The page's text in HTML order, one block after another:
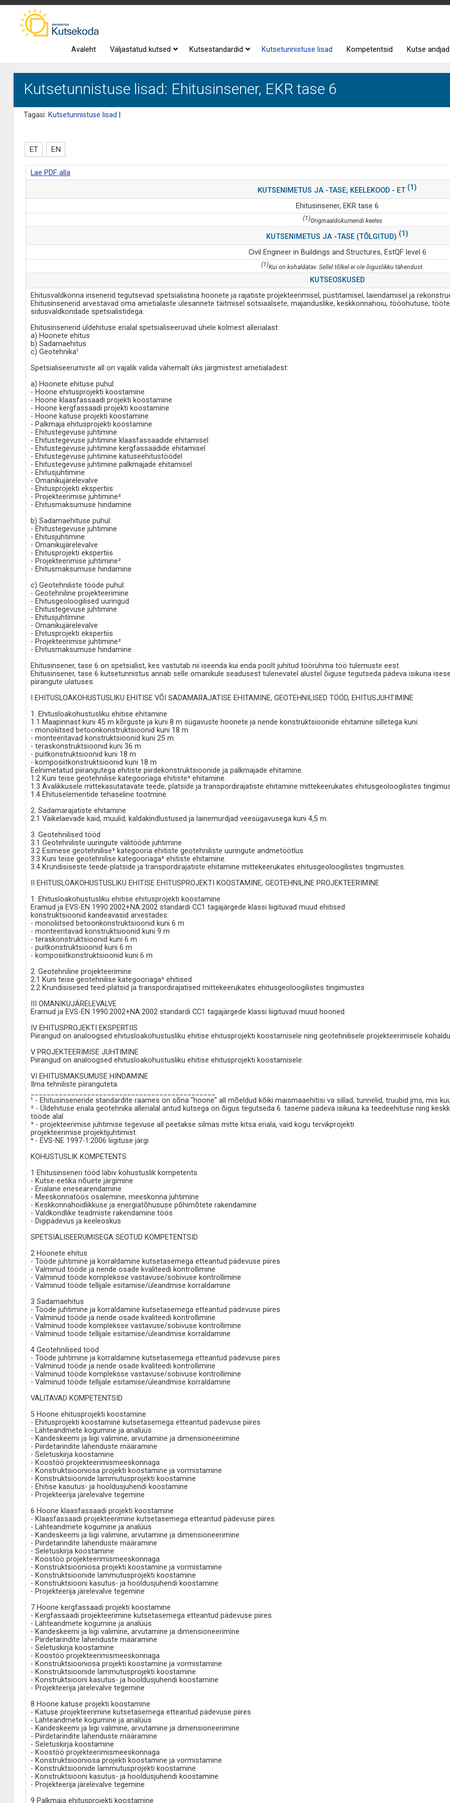
Avaleht Väljastatud kutsed Kutsestandardid Kutsetunnistuse lisad Kompetentsid Kutse andjad
Kutsetunnistuse lisad: Ehitusinsener, EKR tase 6
Tagasi: Kutsetunnistuse lisad
ET EN
Lae PDF alla
KUTSENIMETUS JA -TASE; KEELEKOOD - ET (1)
Ehitusinsener, EKR tase 6
(1)Originaaldokumendi keeles
KUTSENIMETUS JA -TASE (TÕLGITUD) (1)
Civil Engineer in Buildings and Structures, EstQF level 6
(1)Kui on kohaldatav. Sellel tõlkel ei ole õiguslikku tähendust.
KUTSEOSKUSED
Ehitusvaldkonna insenerid tegutsevad spetsialistina hoonete ja rajatiste projekteerimisel, püstitamisel, laiendamisel ja
Ehitusinsenerid arvestavad oma ametialaste ülesannete täitmisel sotsiaalsete, majanduslike, keskkonnahoiu, tööohutuse,
sidusvaldkondade spetsialistidega.
Ehitusinsenerid üldehituse erialal spetsialiseeruvad ühele kolmest allerialast:
a) Hoonete ehitus
b) Sadamaehitus
c) Geotehnika¹
Spetsialiseerumiste all on vajalik valida vähemalt üks järgmistest ametialadest:
a) Hoonete ehituse puhul:
- Hoone ehitusprojekti koostamine
- Hoone klaasfassaadi projekti koostamine
- Hoone kergfassaadi projekti koostamine
- Hoone katuse projekti koostamine
- Palkmaja ehitusprojekti koostamine
- Ehitustegevuse juhtimine
- Ehitustegevuse juhtimine klaasfassaadide ehitamisel
- Ehitustegevuse juhtimine kergfassaadide ehitamisel
- Ehitustegevuse juhtimine katuseehitustöödel
- Ehitustegevuse juhtimine palkmajade ehitamisel
- Ehitusjuhtimine
- Omanikujärelevalve
- Ehitusprojekti ekspertiis
- Projekteerimise juhtimine²
- Ehitusmaksumuse hindamine
b) Sadamaehituse puhul:
- Ehitustegevuse juhtimine
- Ehitusjuhtimine
- Omanikujärelevalve
- Ehitusprojekti ekspertiis
- Projekteerimise juhtimine²
- Ehitusmaksumuse hindamine
c) Geotehniliste tööde puhul:
- Geotehniline projekteerimine
- Ehitusgeoloogilised uuringud
- Ehitustegevuse juhtimine
- Ehitusjuhtimine
- Omanikujärelevalve
- Ehitusprojekti ekspertiis
- Projekteerimise juhtimine²
- Ehitusmaksumuse hindamine
Ehitusinsener, tase 6 on spetsialist, kes vastutab nii iseenda kui enda poolt juhitud töörühma töö tulemuste eest.
Ehitusinsener, tase 6 kutsetunnistus annab selle omanikule seadusest tulenevatel alustel õiguse tegutseda pädeva isikuna
piirangute ulatuses:
I EHITUSLOAKOHUSTUSLIKU EHITISE VÕI SADAMARAJATISE EHITAMINE, GEOTEHNILISED TÖÖD, EHITUSJUHTIMINE
1. Ehitusloakohustusliku ehitise ehitamine
1.1 Maapinnast kuni 45 m kõrguste ja kuni 8 m sügavuste hoonete ja nende konstruktsioonide ehitamine silletega kuni:
- monoliitsed betoonkonstruktsioonid kuni 18 m
- monteeritavad konstruktsioonid kuni 25 m
- teraskonstruktsioonid kuni 36 m
- puitkonstruktsioonid kuni 18 m
- komposiitkonstruktsioonid kuni 18 m
Eelnimetatud piirangutega ehitiste piirdekonstruktsioonide ja palkmajade ehitamine.
1.2 Kuni teise geotehnilise kategooriaga ehitiste³ ehitamine.
1.3 Avalikkusele mittekasutatavate teede, platside ja transpordirajatiste ehitamine mittekeerukates ehitusgeoloogilistes
1.4 Ehituselementide tehaseline tootmine.
2. Sadamarajatiste ehitamine
2.1 Väikelaevade kaid, muulid, kaldakindlustused ja lainemurdjad veesügavusega kuni 4,5 m.
3. Geotehnilised tööd
3.1 Geotehniliste uuringute välitööde juhtimine
3.2 Esimese geotehnilise³ kategooria ehitiste geotehniliste uuringute andmetöötlus
3.3 Kuni teise geotehnilise kategooriaga³ ehitiste ehitamine.
3.4 Krundisiseste teede-platside ja transpordirajatiste ehitamine mittekeerukates ehitusgeoloogilistes tingimustes.
II EHITUSLOAKOHUSTUSLIKU EHITISE EHITUSPROJEKTI KOOSTAMINE, GEOTEHNILINE PROJEKTEERIMINE
1. Ehitusloakohustusliku ehitise ehitusprojekti koostamine
Eramud ja EVS-EN 1990:2002+NA:2002 standardi CC1 tagajärgede klassi liigituvad muud ehitised
konstruktsioonid kandeavasid arvestades:
- monoliitsed betoonkonstruktsioonid kuni 6 m
- monteeritavad konstruktsioonid kuni 9 m
- teraskonstruktsioonid kuni 6 m
- puitkonstruktsioonid kuni 6 m
- komposiitkonstruktsioonid kuni 6 m
2. Geotehniline projekteerimine
2.1 Kuni teise geotehnilise kategooriaga³ ehitised
2.2 Krundisisesed teed-platsid ja transpordirajatised mittekeerukates ehitusgeoloogilistes tingimustes
III OMANIKUJÄRELEVALVE
Eramud ja EVS-EN 1990:2002+NA:2002 standardi CC1 tagajärgede klassi liigituvad muud hooned.
IV EHITUSPROJEKTI EKSPERTIIS
Piirangud on analoogsed ehitusloakohustusliku ehitise ehitusprojekti koostamisele ning geotehnilisele projekteerimisele
V PROJEKTEERIMISE JUHTIMINE
Piirangud on analoogsed ehitusloakohustusliku ehitise ehitusprojekti koostamisele.
VI EHITUSMAKSUMUSE HINDAMINE
Ilma tehniliste piiranguteta.
¹ - Ehitusinseneride standardite raames on sõna "hoone" all mõeldud kõiki maismaaehitisi va sillad, tunnelid, truubid jms, mis
² - Üldehituse eriala geotehnika allerialal antud kutsega on õigus tegutseda 6. taseme pädeva isikuna ka teedeehituse ning
tööde alal.
³ - projekteerimise juhtimise tegevuse all peetakse silmas mitte kitsa eriala, vaid kogu tervikprojekti
projekteerimise projektijuhtimist.
⁴ - EVS-NE 1997-1:2006 liigituse järgi
KOHUSTUSLIK KOMPETENTS
1 Ehitusinseneri tööd läbiv kohustuslik kompetents
- Kutse-eetika nõuete järgimine
- Erialane enesearendamine
- Meeskonnatöös osalemine, meeskonna juhtimine
- Keskkonnahoidlikkuse ja energiatõhususe põhimõtete rakendamine
- Valdkondlike teadmiste rakendamine töös
- Digipädevus ja keeleoskus
SPETSIALISEERUMISEGA SEOTUD KOMPETENTSID
2 Hoonete ehitus
- Tööde juhtimine ja korraldamine kutsetasemega etteantud pädevuse piires
- Valminud tööde ja nende osade kvaliteedi kontrollimine
- Valminud tööde kompleksse vastavuse/sobivuse kontrollimine
- Valminud tööde tellijale esitamise/üleandmise korraldamine
3 Sadamaehitus
- Tööde juhtimine ja korraldamine kutsetasemega etteantud pädevuse piires
- Valminud tööde ja nende osade kvaliteedi kontrollimine
- Valminud tööde kompleksse vastavuse/sobivuse kontrollimine
- Valminud tööde tellijale esitamise/üleandmise korraldamine
4 Geotehnilised tööd
- Tööde juhtimine ja korraldamine kutsetasemega etteantud pädevuse piires
- Valminud tööde ja nende osade kvaliteedi kontrollimine
- Valminud tööde kompleksse vastavuse/sobivuse kontrollimine
- Valminud tööde tellijale esitamise/üleandmise korraldamine
VALITAVAD KOMPETENTSID
5 Hoone ehitusprojekti koostamine
- Ehitusprojekti koostamine kutsetasemega etteantud pädevuse piires
- Lähteandmete kogumine ja analüüs
- Kandeskeemi ja liigi valimine, arvutamine ja dimensioneerimine
- Piirdetarindite lahenduste määramine
- Seletuskirja koostamine
- Koostöö projekteerimismeeskonnaga
- Konstruktsiooniosa projekti koostamine ja vormistamine
- Konstruktsioonide lammutusprojekti koostamine
- Ehitise kasutus- ja hooldusjuhendi koostamine
- Projekteerija järelevalve tegemine
6 Hoone klaasfassaadi projekti koostamine
- Klaasfassaadi projekteerimine kutsetasemega etteantud pädevuse piires
- Lähteandmete kogumine ja analüüs
- Kandeskeemi ja liigi valimine, arvutamine ja dimensioneerimine
- Piirdetarindite lahenduste määramine
- Seletuskirja koostamine
- Koostöö projekteerimismeeskonnaga
- Konstruktsiooniosa projekti koostamine ja vormistamine
- Konstruktsioonide lammutusprojekti koostamine
- Konstruktsiooni kasutus- ja hooldusjuhendi koostamine
- Projekteerija järelevalve tegemine
7 Hoone kergfassaadi projekti koostamine
- Kergfassaadi projekteerimine kutsetasemega etteantud pädevuse piires
- Lähteandmete kogumine ja analüüs
- Kandeskeemi ja liigi valimine, arvutamine ja dimensioneerimine
- Piirdetarindite lahenduste määramine
- Seletuskirja koostamine
- Koostöö projekteerimismeeskonnaga
- Konstruktsiooniosa projekti koostamine ja vormistamine
- Konstruktsioonide lammutusprojekti koostamine
- Konstruktsiooni kasutus- ja hooldusjuhendi koostamine
- Projekteerija järelevalve tegemine
8 Hoone katuse projekti koostamine
- Katuse projekteerimine kutsetasemega etteantud pädevuse piires
- Lähteandmete kogumine ja analüüs
- Kandeskeemi ja liigi valimine, arvutamine ja dimensioneerimine
- Piirdetarindite lahenduste määramine
- Seletuskirja koostamine
- Koostöö projekteerimismeeskonnaga
- Konstruktsiooniosa projekti koostamine ja vormistamine
- Konstruktsioonide lammutusprojekti koostamine
- Konstruktsiooni kasutus- ja hooldusjuhendi koostamine
- Projekteerija järelevalve tegemine
9 Palkmaja ehitusprojekti koostamine